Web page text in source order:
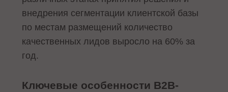
внедрения сегментации клиентской базы
по местам размещений количество
качественных лидов выросло на 60% за
год.
Ключевые особенности B2B-